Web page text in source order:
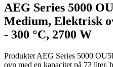
AEG Series 5000
Medium, Elektrisk
- 300 °C, 2700 W
Produktet AEG Series 5000
ovn med en kapacitet på 72 liter,